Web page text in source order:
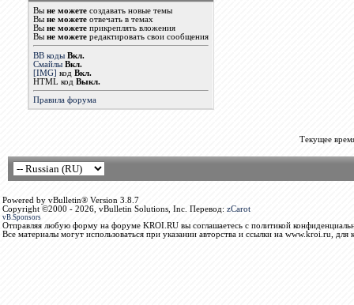
Вы не можетесоздавать новые темы
Вы не можетеотвечать в темах
Вы не можетеприкреплять вложения
Вы не можетередактировать свои сообщения
BB коды Вкл.
Смайлы Вкл.
[IMG] код Вкл.
HTML код Выкл.
Правила форума
Текущее
Powered by vBulletin® Version 3.8.7
Copyright ©2000 - 2026, vBulletin Solutions, Inc. Перевод: zCarot
vB.Sponsors
Отправляя любую форму на форуме KROI.RU вы соглашаетесь с политикой
Все материалы могут использоваться при указании авторства и ссылки на www.kroi.ru, для